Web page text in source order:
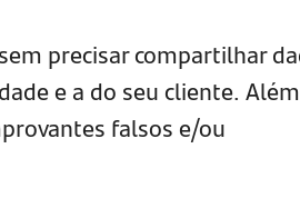
precisar compartilhar
e a do seu cliente. Além
falsos e/ou